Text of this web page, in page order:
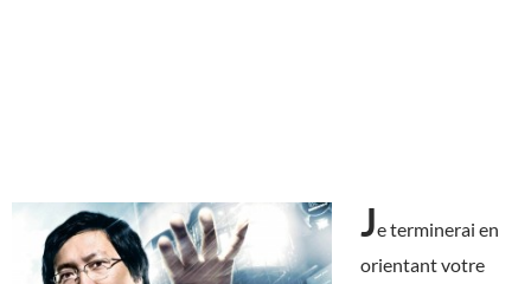
Je terminerai en
orientant votre